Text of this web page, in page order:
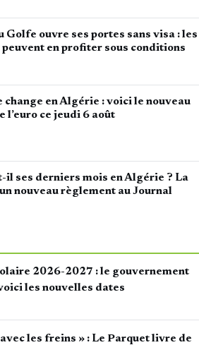
Golfe ouvre ses portes sans visa : les
en profiter sous conditions
change en Algérie : voici le nouveau
l’euro ce jeudi 6 août
il ses derniers mois en Algérie ? La
nouveau règlement au Journal
2026-2027 : le gouvernement
les nouvelles dates
les freins » : Le Parquet livre de